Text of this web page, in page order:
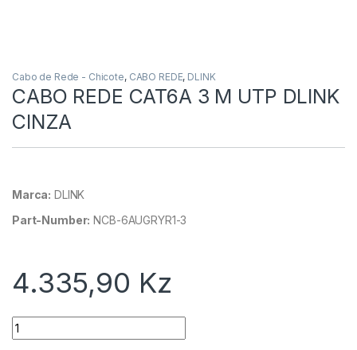
Cabo de Rede - Chicote, CABO REDE, DLINK
CABO REDE CAT6A 3 M UTP DLINK
CINZA
Marca: DLINK
Part-Number: NCB-6AUGRYR1-3
4.335,90 Kz
Quantidade